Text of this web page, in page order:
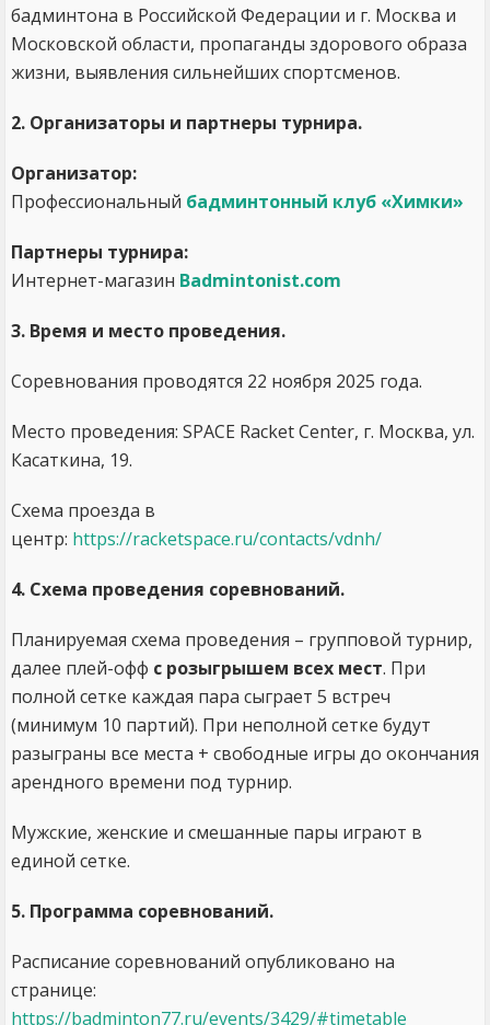
бадминтона в Российской Федерации и г. Москва и
Московской области, пропаганды здорового образа
жизни, выявления сильнейших спортсменов.
2. Организаторы и партнеры турнира.
Организатор:
Профессиональный бадминтонный клуб «Химки»
Партнеры турнира:
Интернет-магазин Badmintonist.com
3. Время и место проведения.
Соревнования проводятся 22 ноября 2025 года.
Место проведения: SPACE Racket Center, г. Москва, ул.
Касаткина, 19.
Схема проезда в
центр: https://racketspace.ru/contacts/vdnh/
4. Схема проведения соревнований.
Планируемая схема проведения – групповой турнир,
далее плей-офф с розыгрышем всех мест. При
полной сетке каждая пара сыграет 5 встреч
(минимум 10 партий). При неполной сетке будут
разыграны все места + свободные игры до окончания
арендного времени под турнир.
Мужские, женские и смешанные пары играют в
единой сетке.
5. Программа соревнований.
Расписание соревнований опубликовано на
странице:
https://badminton77.ru/events/3429/#timetable